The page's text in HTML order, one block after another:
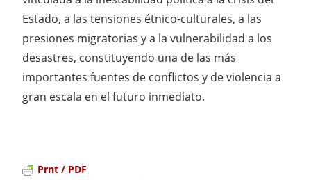
Estado, a las tensiones étnico-culturales, a las
presiones migratorias y a la vulnerabilidad a los
desastres, constituyendo una de las más
importantes fuentes de conflictos y de violencia a
gran escala en el futuro inmediato.
Prnt / PDF